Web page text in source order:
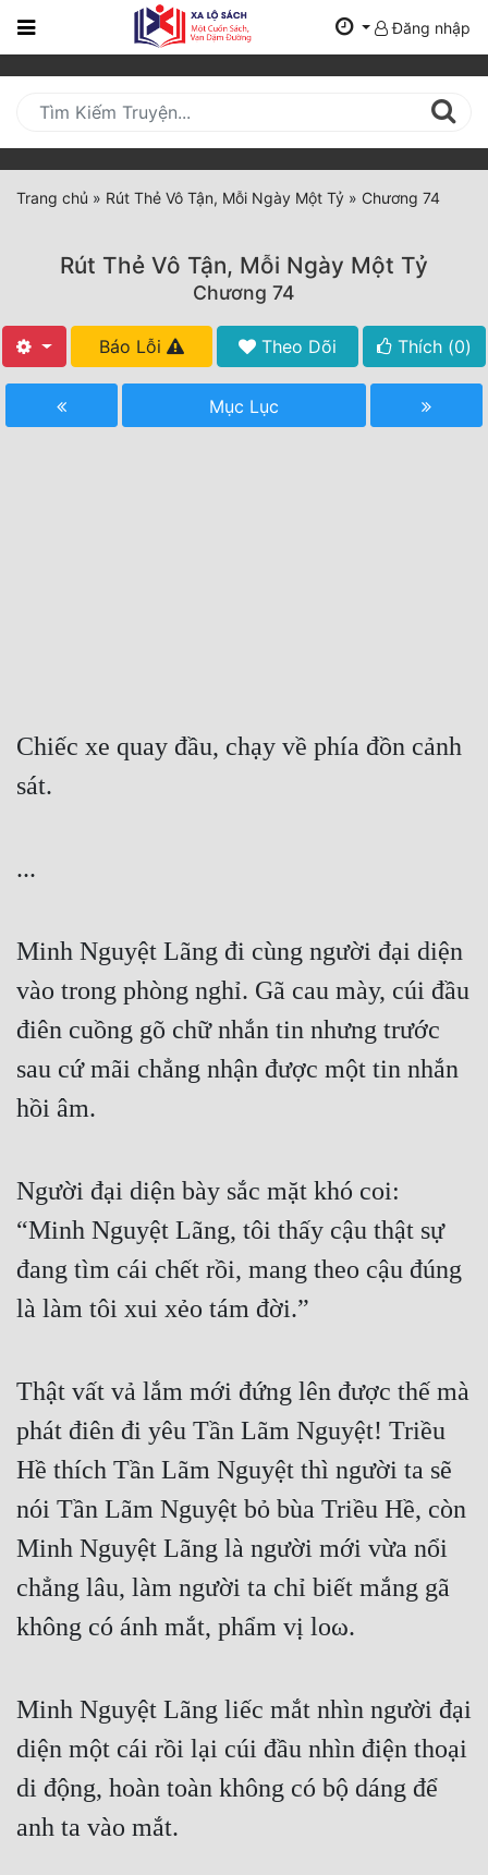
Trang
Mới
Cập
Nhật
(current)
Tất Cả
Truyện ngắn
Xa Lộ Dịch
Cổ Tiên Hiệp
Cổ Đại
Du Hí
Dã Sử
Dị Giới
Gia Đấu
Góc Nhìn Nữ
Huyền Nghi
Huyền Ảo
Hài Hước
Hệ Thống
Học Đường
Khoa Huyễn
Khoa Huyễn Không Gian
Kỳ Huyễn
Kỳ Ảo
Đăng nhập
Trang chủ » Rút Thẻ Vô Tận, Mỗi Ngày Một Tỷ » Chương 74
Rút Thẻ Vô Tận, Mỗi Ngày Một Tỷ
Chương 74
Báo Lỗi Theo Dõi Thích (0)
Mục Lục
Chiếc xe quay đầu, chạy về phía đồn cảnh
sát.
...
Minh Nguyệt Lãng đi cùng người đại diện
vào trong phòng nghỉ. Gã cau mày, cúi đầu
điên cuồng gõ chữ nhắn tin nhưng trước
sau cứ mãi chẳng nhận được một tin nhắn
hồi âm.
Người đại diện bày sắc mặt khó coi:
“Minh Nguyệt Lãng, tôi thấy cậu thật sự
đang tìm cái chết rồi, mang theo cậu đúng
là làm tôi xui xẻo tám đời.”
Thật vất vả lắm mới đứng lên được thế mà
phát điên đi yêu Tần Lãm Nguyệt! Triều
Hề thích Tần Lãm Nguyệt thì người ta sẽ
nói Tần Lãm Nguyệt bỏ bùa Triều Hề, còn
Minh Nguyệt Lãng là người mới vừa nổi
chẳng lâu, làm người ta chỉ biết mắng gã
không có ánh mắt, phẩm vị loω.
Minh Nguyệt Lãng liếc mắt nhìn người đại
diện một cái rồi lại cúi đầu nhìn điện thoại
di động, hoàn toàn không có bộ dáng để
anh ta vào mắt.